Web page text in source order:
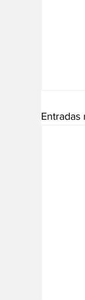
Entradas